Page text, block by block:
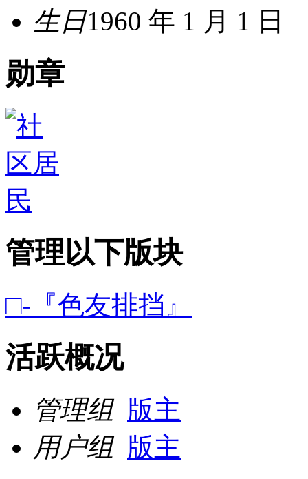
生日1960 年 1 月 1 日
勋章
管理以下版块
□-『色友排挡』
活跃概况
管理组 版主
用户组 版主